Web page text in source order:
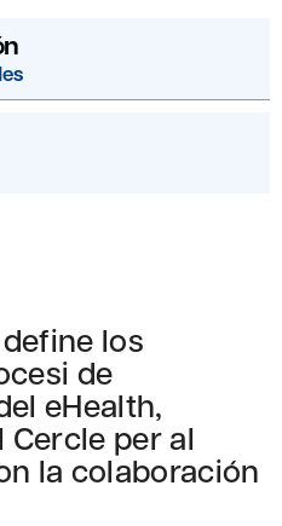
los
de
eHealth,
per al
la colaboración